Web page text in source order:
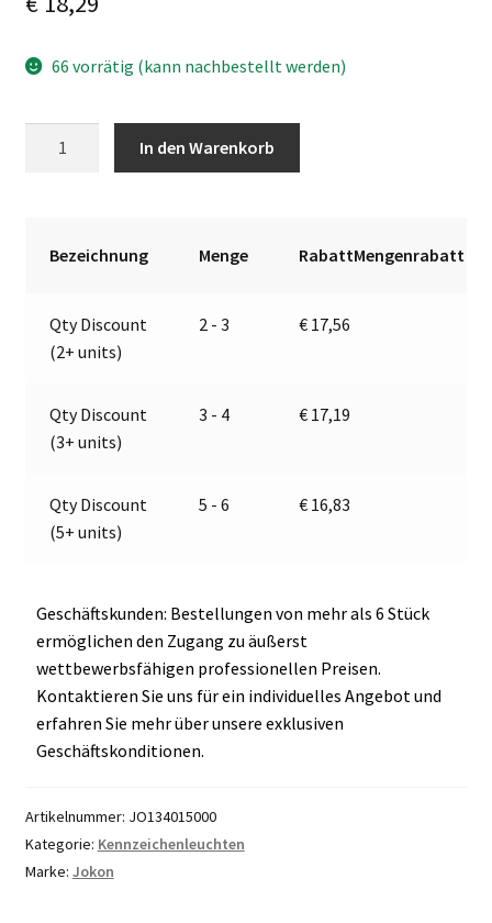
66 vorrätig (kann nachbestellt werden)
13.4015.000,
Menge
In den Warenkorb
r
t
e
Bezeichnung Menge RabattMengenrabatt
Qty Discount
(2+ units)
2 - 3 € 17,56
Qty Discount
(3+ units)
3 - 4 € 17,19
Qty Discount
(5+ units)
5 - 6 € 16,83
Geschäftskunden: Bestellungen von mehr als 6 Stück
ermöglichen den Zugang zu äußerst
wettbewerbsfähigen professionellen Preisen.
Kontaktieren Sie uns für ein individuelles Angebot und
erfahren Sie mehr über unsere exklusiven
Geschäftskonditionen.
Artikelnummer: JO134015000
Kategorie: Kennzeichenleuchten
Marke: Jokon